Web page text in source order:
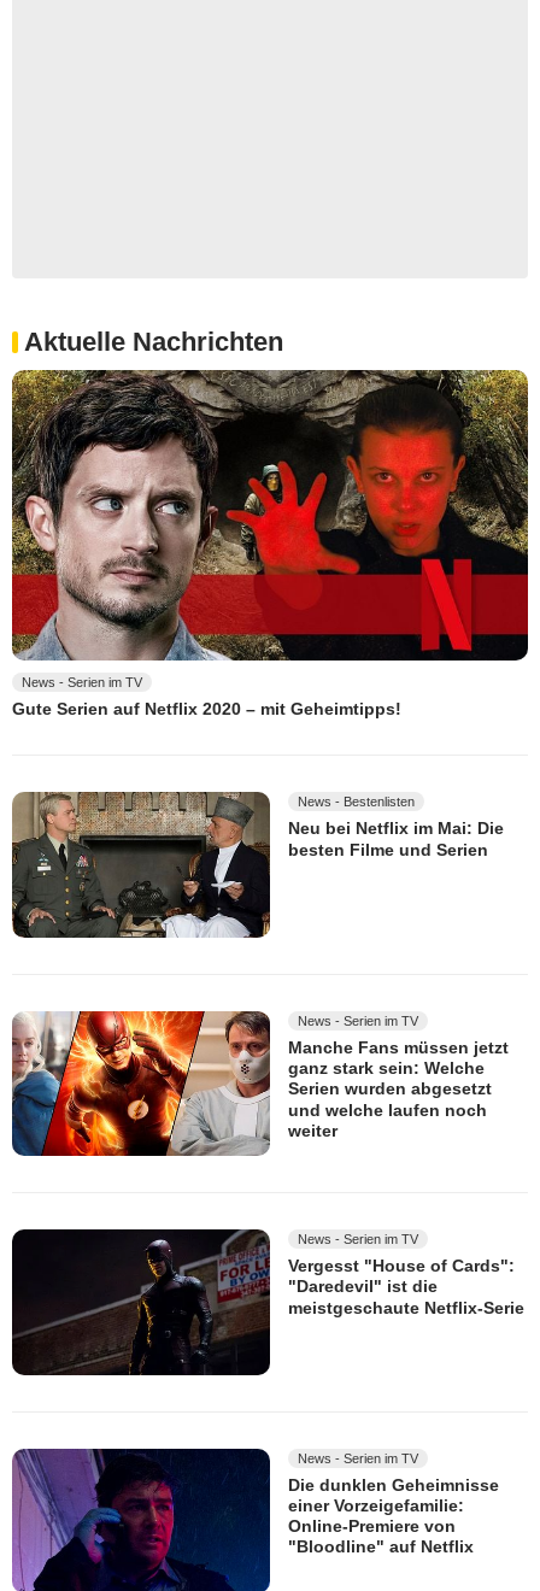
Aktuelle Nachrichten
News - Serien im TV
Gute Serien auf Netflix 2020 – mit Geheimtipps!
News - Bestenlisten
Neu bei Netflix im Mai: Die
besten Filme und Serien
News - Serien im TV
Manche Fans müssen jetzt
ganz stark sein: Welche
Serien wurden abgesetzt
und welche laufen noch
weiter
News - Serien im TV
Vergesst "House of Cards":
"Daredevil" ist die
meistgeschaute Netflix-Serie
News - Serien im TV
Die dunklen Geheimnisse
einer Vorzeigefamilie:
Online-Premiere von
"Bloodline" auf Netflix